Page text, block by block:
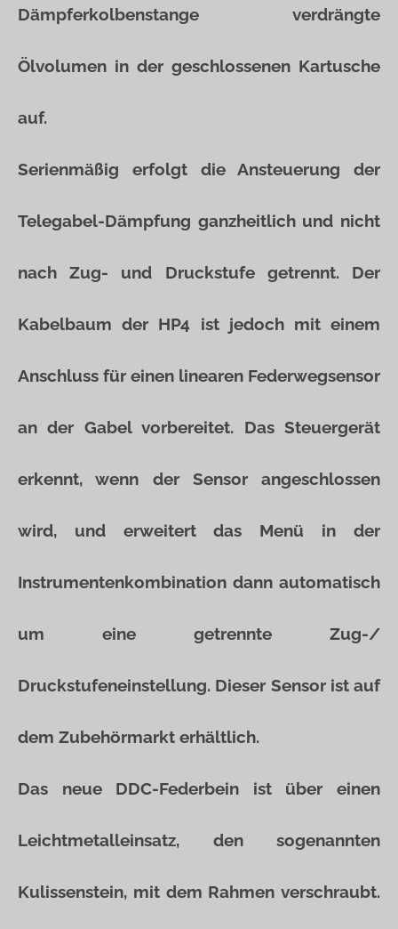
Dämpferkolbenstange verdrängte
Ölvolumen in der geschlossenen Kartusche
auf.
Serienmäßig erfolgt die Ansteuerung der
Telegabel-Dämpfung ganzheitlich und nicht
nach Zug- und Druckstufe getrennt. Der
Kabelbaum der HP4 ist jedoch mit einem
Anschluss für einen linearen Federwegsensor
an der Gabel vorbereitet. Das Steuergerät
erkennt, wenn der Sensor angeschlossen
wird, und erweitert das Menü in der
Instrumentenkombination dann automatisch
um eine getrennte Zug-/
Druckstufeneinstellung. Dieser Sensor ist auf
dem Zubehörmarkt erhältlich.
Das neue DDC-Federbein ist über einen
Leichtmetalleinsatz, den sogenannten
Kulissenstein, mit dem Rahmen verschraubt.